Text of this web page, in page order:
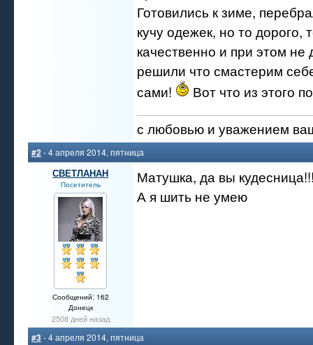
Готовились к зиме,
кучу одежек, но то дорого,
качественно и при этом
решили что смастерим
сами!
Вот что из этого
с любовью и уважением
#2- 4 апреля 2014, пятница
СВЕТЛАНАН
Посетитель
Сообщений: 162
Донецк
2508 дней назад
Матушка, да вы
А я шить не умею
#3- 4 апреля 2014, пятница